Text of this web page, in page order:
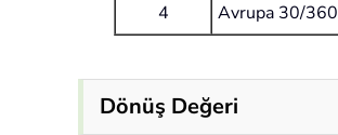
4
Avrupa 30/360
Dönüş Değeri